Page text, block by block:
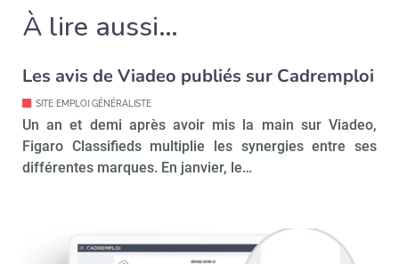
À lire aussi…
Les avis de Viadeo publiés sur Cadremploi
SITE EMPLOI GÉNÉRALISTE
Un an et demi après avoir mis la main sur Viadeo,
Figaro Classifieds multiplie les synergies entre ses
différentes marques. En janvier, le…
Valider
Non merci, je reçois déjà
!
Je déciderai plus